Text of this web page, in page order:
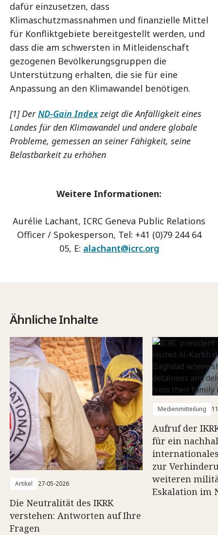
dafür einzusetzen, dass
Klimaschutzmassnahmen und finanzielle Mittel
für Konfliktgebiete bereitgestellt werden, und
dass die am schwersten in Mitleidenschaft
gezogenen Bevölkerungsgruppen die
Unterstützung erhalten, die sie für eine
Anpassung an den Klimawandel benötigen.
[1] DerND-Gain Indexzeigt die Anfälligkeit eines
Landes für den Klimawandel und andere globale
Probleme, gemessen an seiner Fähigkeit, seine
Belastbarkeit zu erhöhen
Weitere Informationen:
Aurélie Lachant, ICRC Geneva Public Relations
Officer / Spokesperson, Tel: +41 (0)79 244 64
05, E: alachant@icrc.org
Ähnliche Inhalte
Artikel 27-05-2026
Die Neutralität des IKRK
verstehen: Antworten auf Ihre
Fragen
Medienmitteilung
Aufruf der
für ein
zur
weiteren
Eskalation im